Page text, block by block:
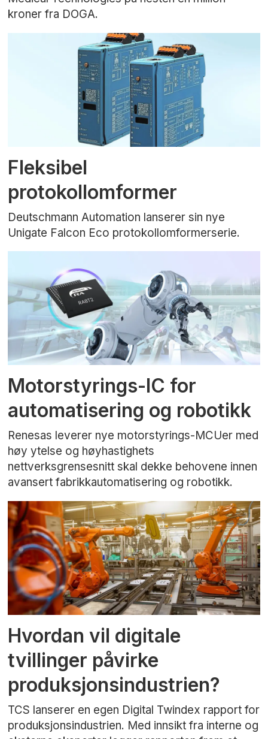
kroner fra DOGA.
Fleksibel
protokollomformer
Deutschmann Automation lanserer sin nye
Unigate Falcon Eco protokollomformerserie.
Motorstyrings-IC for
automatisering og robotikk
Renesas leverer nye motorstyrings-MCUer med
høy ytelse og høyhastighets
nettverksgrensesnitt skal dekke behovene innen
avansert fabrikkautomatisering og robotikk.
Hvordan vil digitale
tvillinger påvirke
produksjonsindustrien?
TCS lanserer en egen Digital Twindex rapport for
produksjonsindustrien. Med innsikt fra interne og